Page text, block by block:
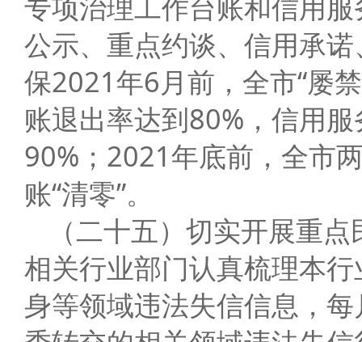
公示、重点约谈、信用承
保2021年6月前，全市“屡
账退出率达到80%，信用
90%；2021年底前，全市
账“清零”。
（二十五）切实开展重
相关行业部门认真梳理本
身等领域违法失信信息，